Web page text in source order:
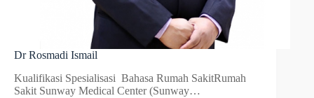
Dr Rosmadi Ismail
Kualifikasi Spesialisasi Bahasa Rumah SakitRumah
Sakit Sunway Medical Center (Sunway…